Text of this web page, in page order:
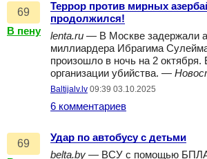
69
В пену
Террор против мирных
продолжился!
lenta.ru — В Москве задержали
миллиардера Ибрагима
произошло в ночь на 2 октября.
организации убийства. —
Baltijalv.lv 09:39 03.10.2025
6 комментариев
69
Удар по автобусу с детьми
belta.by — ВСУ с помощью БПЛА